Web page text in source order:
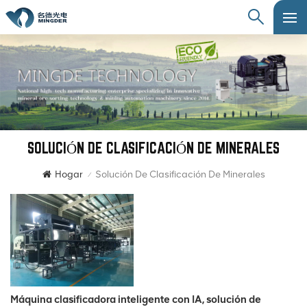
SOLUCIÓN DE CLASIFICACIÓN DE MINERALES
Hogar / Solución De Clasificación De Minerales
Máquina clasificadora inteligente con IA, solución de